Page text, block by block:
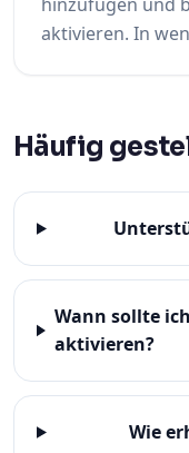
aktivieren. In
Häufig
Wann sollte
aktivieren?
Wie